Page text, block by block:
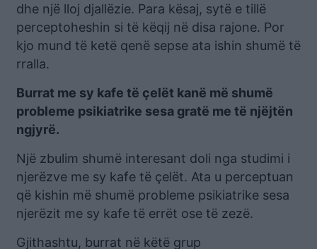
dhe një lloj djallëzie. Para kësaj, sytë e tillë
perceptoheshin si të këqij në disa rajone. Por
kjo mund të ketë qenë sepse ata ishin shumë të
rralla.
Burrat me sy kafe të çelët kanë më shumë
probleme psikiatrike sesa gratë me të njëjtën
ngjyrë.
Një zbulim shumë interesant doli nga studimi i
njerëzve me sy kafe të çelët. Ata u perceptuan
që kishin më shumë probleme psikiatrike sesa
njerëzit me sy kafe të errët ose të zezë.
Gjithashtu, burrat në këtë grup